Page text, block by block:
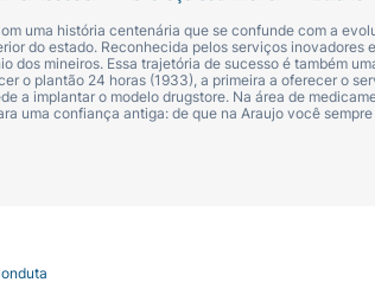
uma história centenária que se confunde com a
do estado. Reconhecida pelos serviços inovadores
mineiros. Essa trajetória de sucesso é também
o plantão 24 horas (1933), a primeira a oferecer o
a implantar o modelo drugstore. Na área de
uma confiança antiga: de que na Araujo você